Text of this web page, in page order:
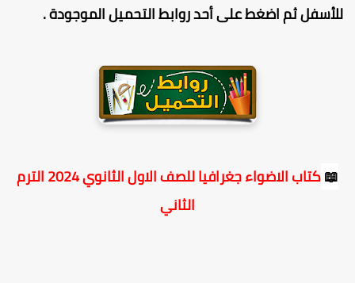
ثم اضغط على أحد روابط التحميل الموجودة.
📖
كتاب الاضواء جغرافيا للصف الاول الثانوي 2024 الترم
الثاني